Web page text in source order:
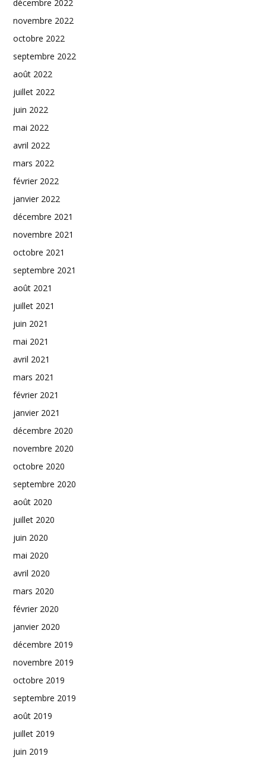
décembre 2022
novembre 2022
octobre 2022
septembre 2022
août 2022
juillet 2022
juin 2022
mai 2022
avril 2022
mars 2022
février 2022
janvier 2022
décembre 2021
novembre 2021
octobre 2021
septembre 2021
août 2021
juillet 2021
juin 2021
mai 2021
avril 2021
mars 2021
février 2021
janvier 2021
décembre 2020
novembre 2020
octobre 2020
septembre 2020
août 2020
juillet 2020
juin 2020
mai 2020
avril 2020
mars 2020
février 2020
janvier 2020
décembre 2019
novembre 2019
octobre 2019
septembre 2019
août 2019
juillet 2019
juin 2019